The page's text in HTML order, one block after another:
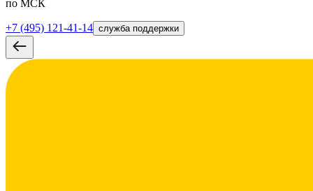
по МСК
+7 (495) 121-41-14 служба поддержки